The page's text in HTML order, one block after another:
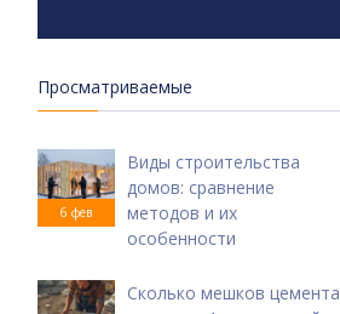
Просматриваемые
6 фев
Виды строительства
домов: сравнение
методов и их
особенности
Сколько мешков цемента